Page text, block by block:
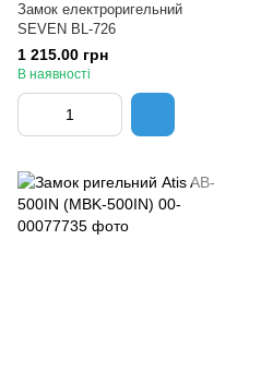
Замок електроригельний
SEVEN BL-726
1 215.00 грн
В наявності